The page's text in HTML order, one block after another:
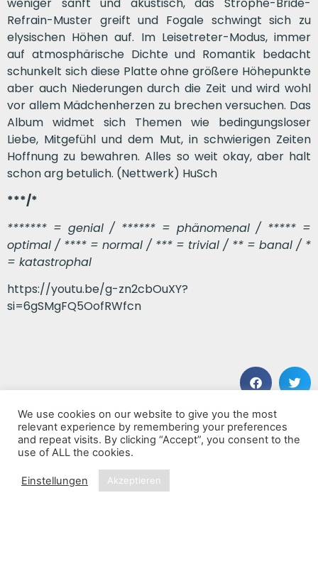
Refrain-Muster greift und Fogale schwingt sich zu
elysischen Höhen auf. Im Leisetreter-Modus, immer
auf atmosphärische Dichte und Romantik bedacht
schunkelt sich diese Platte ohne größere Höhepunkte
aber auch Niederungen durch die Zeit und wird wohl
vor allem Mädchenherzen zu brechen versuchen. Das
Album widmet sich Themen wie bedingungsloser
Liebe, Mitgefühl und dem Mut, in schwierigen Zeiten
Hoffnung zu bewahren. Alles so weit okay, aber halt
schon arg betulich. (Nettwerk) HuSch
***/*
******* = genial / ****** = phänomenal / ***** =
optimal / **** = normal / *** = trivial / ** = banal / *
= katastrophal
https://youtu.be/g-zn2cbOuXY?
si=6gSMgFQ5OofRWfcn
VORHERIGER BEITRAG
B.B. King’s Blues Summit 100
NÄCHSTER BEITRAG
Wreak Havoc
We use cookies on our website to give you the most
relevant experience by remembering your preferences
and repeat visits. By clicking “Accept”, you consent to the
use of ALL the cookies.
Einstellungen Akzeptieren